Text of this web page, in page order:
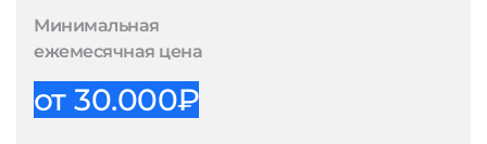
Минимальная
ежемесячная цена
от 30.000₽